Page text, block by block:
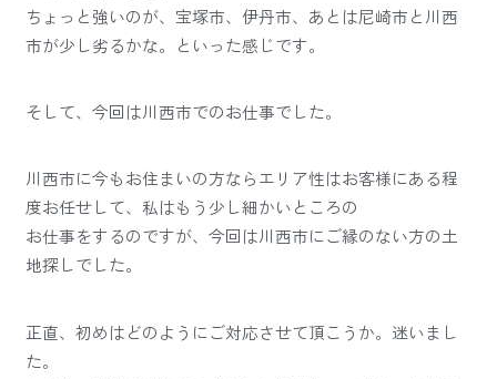
ちょっと強いのが、宝塚市、伊丹市、あとは尼崎市と川西
市が少し劣るかな。といった感じです。
そして、今回は川西市でのお仕事でした。
川西市に今もお住まいの方ならエリア性はお客様にある程
度お任せして、私はもう少し細かいところの
お仕事をするのですが、今回は川西市にご縁のない方の土
地探しでした。
正直、初めはどのようにご対応させて頂こうか。迷いまし
た。